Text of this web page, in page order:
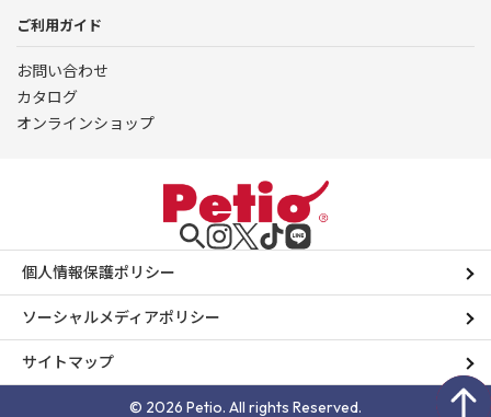
ご利用ガイド
お問い合わせ
カタログ
オンラインショップ
個人情報保護ポリシー
ソーシャルメディアポリシー
サイトマップ
© 2026 Petio. All rights Reserved.